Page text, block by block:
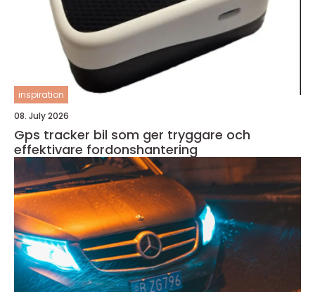
inspiration
08. July 2026
Gps tracker bil som ger tryggare och
effektivare fordonshantering